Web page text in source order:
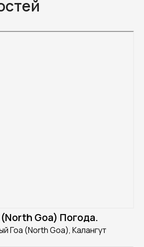
Goa) Погода.
Гоа (North Goa), Калангут